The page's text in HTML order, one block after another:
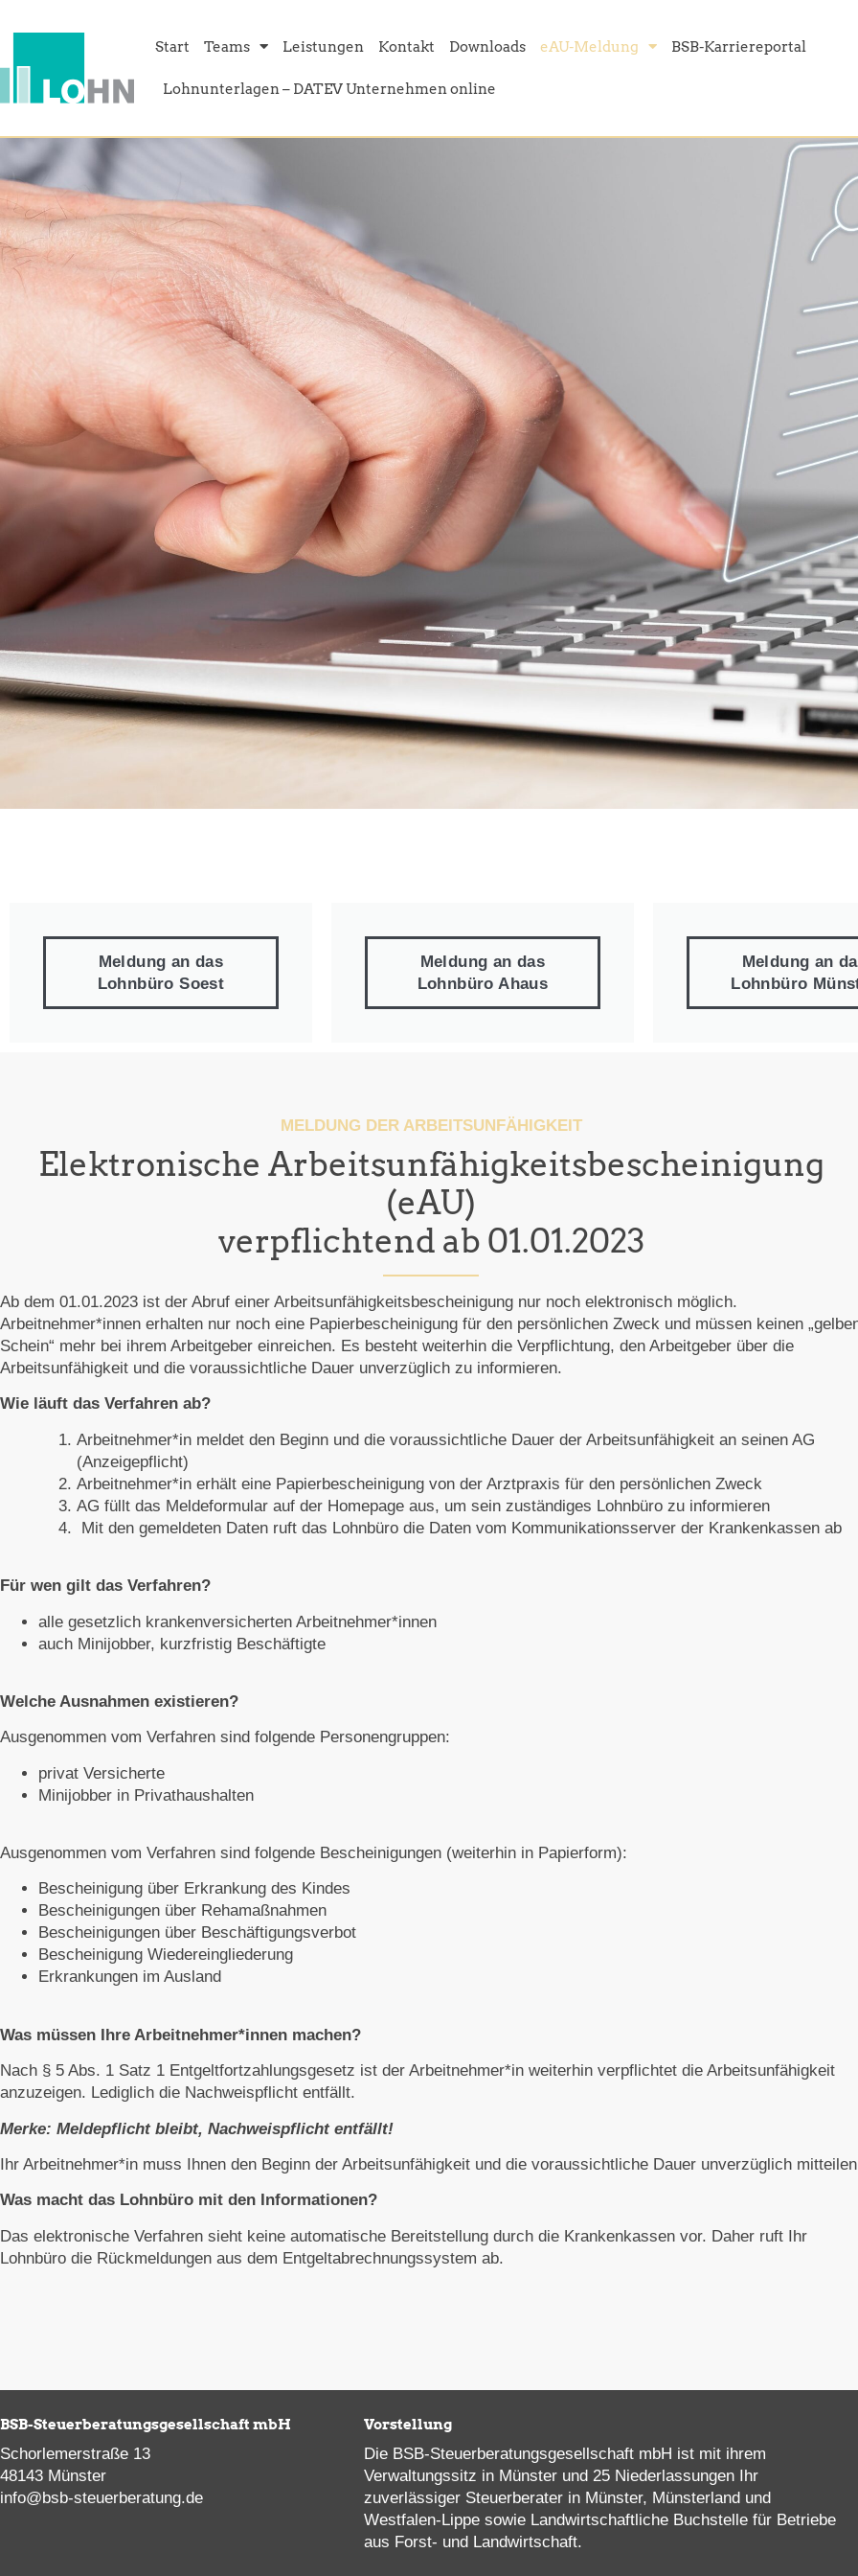
Start Teams Leistungen Kontakt Downloads eAU-Meldung BSB-Karriereportal
Lohnunterlagen – DATEV Unternehmen online
Krankmeldung
Meldung an das
Lohnbüro Soest
Meldung an das
Lohnbüro Ahaus
Meldung an
Lohnbüro
MELDUNG DER ARBEITSUNFÄHIGKEIT
Elektronische Arbeitsunfähigkeitsbescheinigung
(eAU)
verpflichtend ab 01.01.2023
Ab dem 01.01.2023 ist der Abruf einer Arbeitsunfähigkeitsbescheinigung nur noch elektronisch möglich.
Arbeitnehmer*innen erhalten nur noch eine Papierbescheinigung für den persönlichen Zweck und müssen keinen
Schein“ mehr bei ihrem Arbeitgeber einreichen. Es besteht weiterhin die Verpflichtung, den Arbeitgeber über die
Arbeitsunfähigkeit und die voraussichtliche Dauer unverzüglich zu informieren.
Wie läuft das Verfahren ab?
Arbeitnehmer*in meldet den Beginn und die voraussichtliche Dauer der Arbeitsunfähigkeit an seinen AG
(Anzeigepflicht)
Arbeitnehmer*in erhält eine Papierbescheinigung von der Arztpraxis für den persönlichen Zweck
AG füllt das Meldeformular auf der Homepage aus, um sein zuständiges Lohnbüro zu informieren
Mit den gemeldeten Daten ruft das Lohnbüro die Daten vom Kommunikationsserver der Krankenkassen ab
Für wen gilt das Verfahren?
alle gesetzlich krankenversicherten Arbeitnehmer*innen
auch Minijobber, kurzfristig Beschäftigte
Welche Ausnahmen existieren?
Ausgenommen vom Verfahren sind folgende Personengruppen:
privat Versicherte
Minijobber in Privathaushalten
Ausgenommen vom Verfahren sind folgende Bescheinigungen (weiterhin in Papierform):
Bescheinigung über Erkrankung des Kindes
Bescheinigungen über Rehamaßnahmen
Bescheinigungen über Beschäftigungsverbot
Bescheinigung Wiedereingliederung
Erkrankungen im Ausland
Was müssen Ihre Arbeitnehmer*innen machen?
Nach § 5 Abs. 1 Satz 1 Entgeltfortzahlungsgesetz ist der Arbeitnehmer*in weiterhin verpflichtet die Arbeitsunfähigkeit
anzuzeigen. Lediglich die Nachweispflicht entfällt.
Merke: Meldepflicht bleibt, Nachweispflicht entfällt!
Ihr Arbeitnehmer*in muss Ihnen den Beginn der Arbeitsunfähigkeit und die voraussichtliche Dauer unverzüglich
Was macht das Lohnbüro mit den Informationen?
Das elektronische Verfahren sieht keine automatische Bereitstellung durch die Krankenkassen vor. Daher ruft Ihr
Lohnbüro die Rückmeldungen aus dem Entgeltabrechnungssystem ab.
BSB-Steuerberatungsgesellschaft mbH
Schorlemerstraße 13
48143 Münster
info@bsb-steuerberatung.de
Vorstellung
Die BSB-Steuerberatungsgesellschaft mbH ist mit ihrem
Verwaltungssitz in Münster und 25 Niederlassungen Ihr
zuverlässiger Steuerberater in Münster, Münsterland und
Westfalen-Lippe sowie Landwirtschaftliche Buchstelle für Betriebe
aus Forst- und Landwirtschaft.